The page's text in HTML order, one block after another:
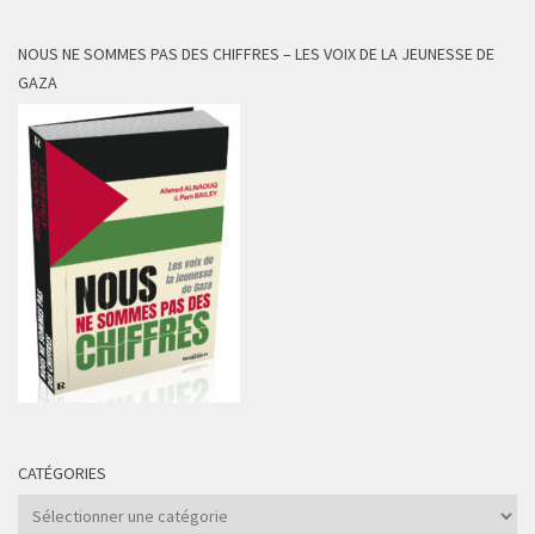
NOUS NE SOMMES PAS DES CHIFFRES – LES VOIX DE LA JEUNESSE DE
GAZA
CATÉGORIES
Catégories